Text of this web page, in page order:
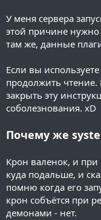
У меня сервера
этой причине
там же, данные
Если вы используете
продолжить чтение.
закрыть эту
соболезнования. xD
Почему же
Крон валенок, и при
куда подальше, и
помню когда его
крон собъётся при
демонами - нет.